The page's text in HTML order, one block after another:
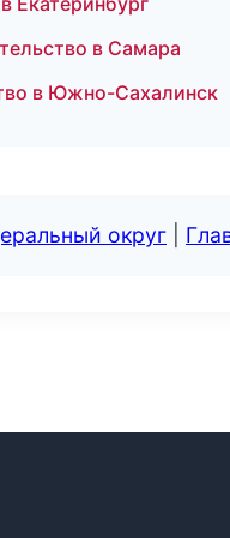
в Самара
в Южно-Сахалинск
округ